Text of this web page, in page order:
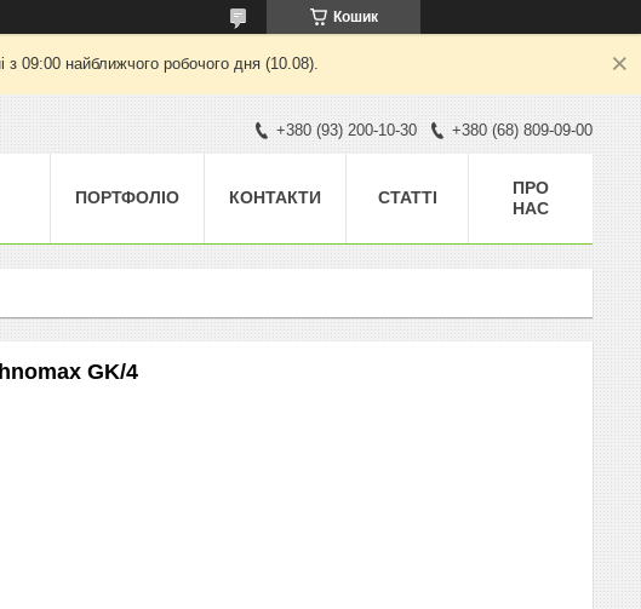
Кошик
з 09:00 найближчого робочого дня (10.08).
+380 (93) 200-10-30 +380 (68) 809-09-00
ПОРТФОЛІО КОНТАКТИ СТАТТІ
ПРО
НАС
GK/4